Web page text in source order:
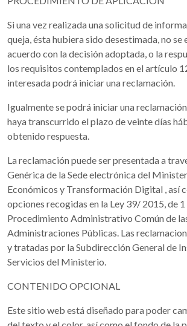
Si una vez realizada una solicitud de
queja, ésta hubiera sido desestimada, no se
acuerdo con la decisión adoptada, o la
los requisitos contemplados en el artículo
interesada podrá iniciar una reclamación.
Igualmente se podrá iniciar una
haya transcurrido el plazo de veinte días
obtenido respuesta.
La reclamación puede ser presentada a
Genérica de la Sede electrónica del
Económicos y Transformación Digital , así
opciones recogidas en la Ley 39/ 2015, de
Procedimiento Administrativo Común de
Administraciones Públicas. Las
y tratadas por la Subdirección General de
Servicios del Ministerio.
CONTENIDO OPCIONAL
Este sitio web está diseñado para poder